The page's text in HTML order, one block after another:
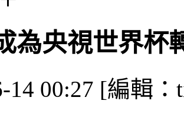
為央視世界杯
14 00:27 [編輯：